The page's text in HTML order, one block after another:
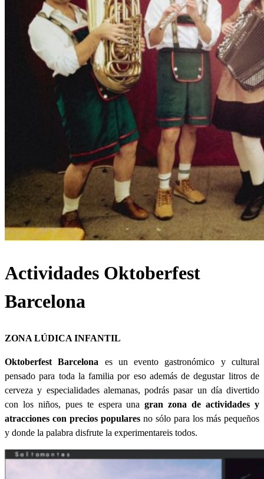
Actividades Oktoberfest
Barcelona
ZONA LÚDICA INFANTIL
Oktoberfest Barcelona es un evento gastronómico y cultural
pensado para toda la familia por eso además de degustar litros de
cerveza y especialidades alemanas, podrás pasar un día divertido
con los niños, pues te espera unagran zona de actividades y
atracciones con precios populares no sólo para los más pequeños
y donde la palabra disfrute la experimentareis todos.